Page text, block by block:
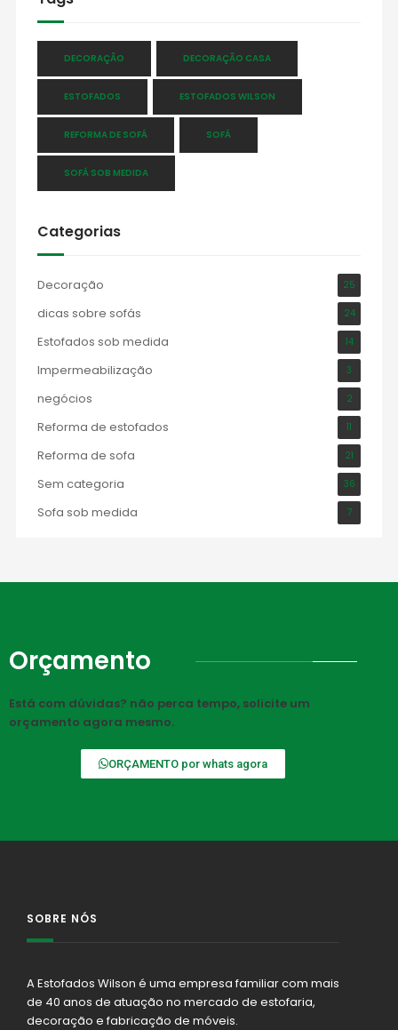
DECORAÇÃO DECORAÇÃO CASA
ESTOFADOS ESTOFADOS WILSON
REFORMA DE SOFÁ SOFÁ
SOFÁ SOB MEDIDA
Categorias
Decoração 25
dicas sobre sofás 24
Estofados sob medida 14
Impermeabilização 3
negócios 2
Reforma de estofados 11
Reforma de sofa 21
Sem categoria 36
Sofa sob medida 7
Orçamento
Está com dúvidas? não perca tempo, solicite um
orçamento agora mesmo.
ORÇAMENTO por whats agora
SOBRE NÓS
A Estofados Wilson é uma empresa familiar com mais
de 40 anos de atuação no mercado de estofaria,
decoração e fabricação de móveis.